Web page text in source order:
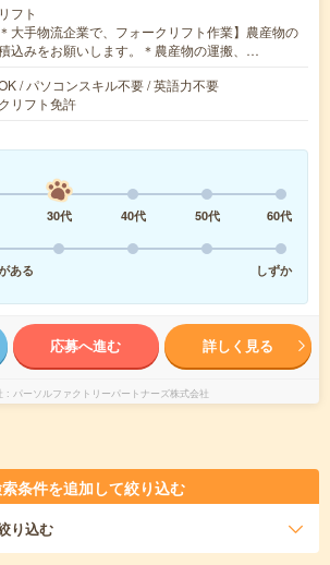
フト
＊大手物流企業で、フォークリフト作業】農産物の
込みをお願いします。＊農産物の運搬、…
/ パソコンスキル不要 / 英語力不要
リフト免許
30代 40代 50代
60代
ある
しずか
応募へ進む 詳しく見る
パーソルファクトリーパートナーズ株式会社
条件を追加して絞り込む
り込む